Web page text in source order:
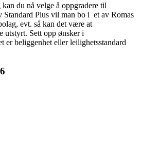
du nå velge å oppgradere til
Standard Plus vil man bo i et av Romas
evt. så kan det være at
utstyrt. Sett opp ønsker i
er beliggenhet eller leilighetsstandard